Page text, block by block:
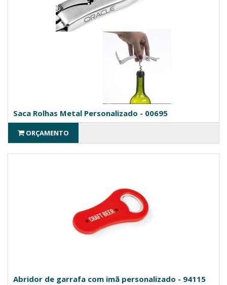
Saca Rolhas Metal Personalizado - 00695
ORÇAMENTO
Abridor de garrafa com imã personalizado - 94115